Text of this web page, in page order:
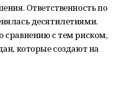
Ответственность по
десятилетиями.
с тем риском,
которые создают на